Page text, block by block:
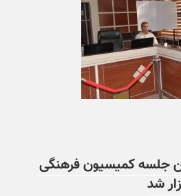
جلسه کمیسیون فرهنگی
شد